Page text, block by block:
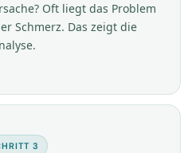
Oft liegt das Problem
Schmerz. Das zeigt die
3